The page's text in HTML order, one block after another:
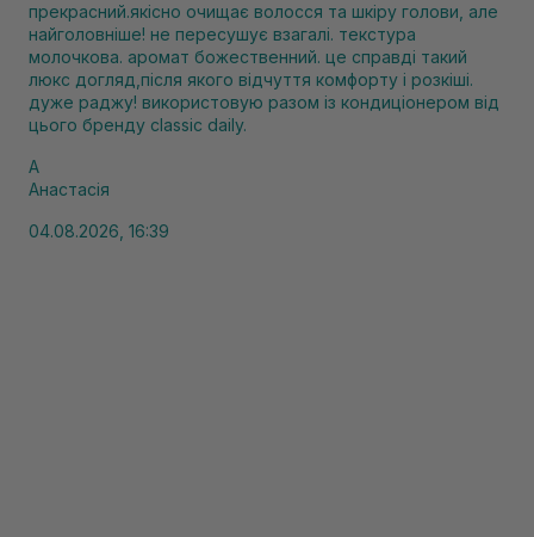
прекрасний.якісно очищає волосся та шкіру голови, але
найголовніше! не пересушує взагалі. текстура
молочкова. аромат божественний. це справді такий
люкс догляд,після якого відчуття комфорту і розкіші.
дуже раджу! використовую разом із кондиціонером від
цього бренду classic daily.
А
Анастасія
04.08.2026, 16:39